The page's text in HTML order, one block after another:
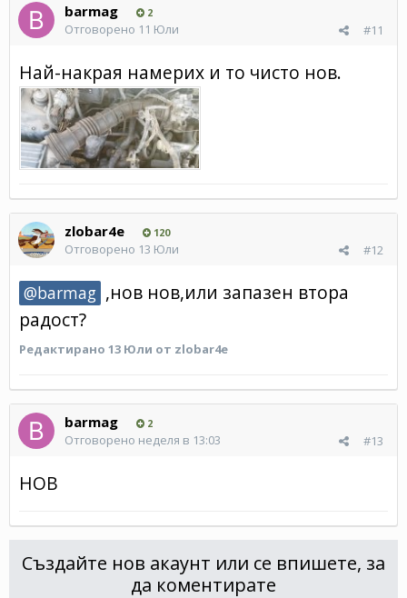
barmag 2
#11
Отговорено 11 Юли
Най-накрая намерих и то чисто нов.
zlobar4e 120
#12
Отговорено 13 Юли
@barmag ,нов нов,или запазен втора
радост?
Редактирано 13 Юли от zlobar4e
barmag 2
#13
Отговорено неделя в 13:03
НОВ
Създайте нов акаунт или се впишете, за
да коментирате